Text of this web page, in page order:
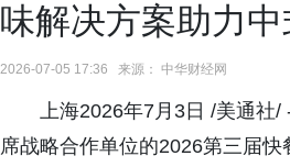
味解决方案助力
2026-07-05 17:36 来源： 中华财经网
上海2026年7月3日 /美通社
席战略合作单位的2026第三届